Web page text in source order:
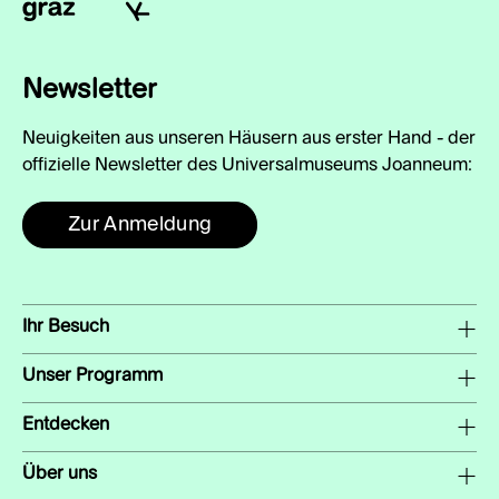
Newsletter
Neuigkeiten aus unseren Häusern aus erster Hand - der
offizielle Newsletter des Universalmuseums Joanneum:
Zur Anmeldung
Ihr Besuch
Unser Programm
Entdecken
Über uns